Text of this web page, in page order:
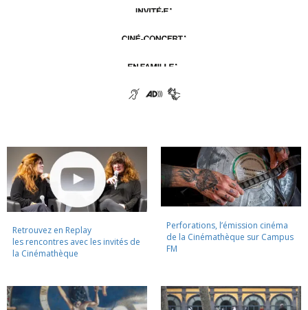
Retrouvez en Replay
les rencontres avec les invités de
la Cinémathèque
Perforations, l’émission cinéma
de la Cinémathèque sur Campus
FM